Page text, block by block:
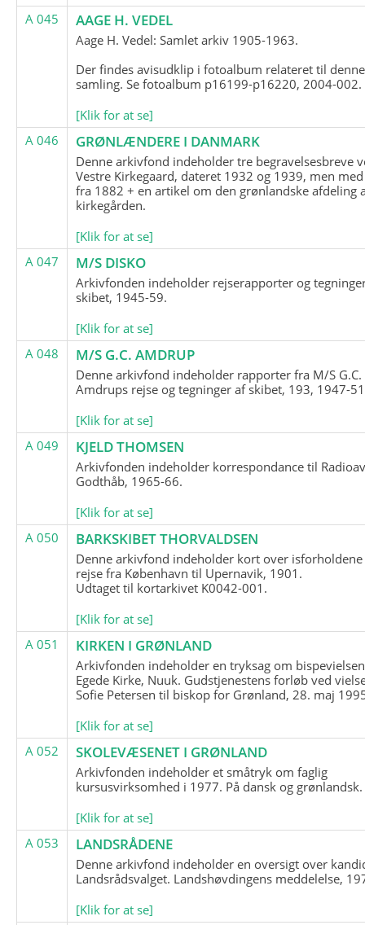
A 045
AAGE H. VEDEL
Aage H. Vedel: Samlet arkiv 1905-1963.
Der findes avisudklip i fotoalbum relateret til denne
samling. Se fotoalbum p16199-p16220, 2004-002.
[Klik for at se]
A 046
GRØNLÆNDERE I DANMARK
Denne arkivfond indeholder tre begravelsesbreve
Vestre Kirkegaard, dateret 1932 og 1939, men
fra 1882 + en artikel om den grønlandske afdeling
kirkegården.
[Klik for at se]
A 047
M/S DISKO
Arkivfonden indeholder rejserapporter og
skibet, 1945-59.
[Klik for at se]
A 048
M/S G.C. AMDRUP
Denne arkivfond indeholder rapporter fra M/S G.C.
Amdrups rejse og tegninger af skibet, 193, 1947-
[Klik for at se]
A 049
KJELD THOMSEN
Arkivfonden indeholder korrespondance til
Godthåb, 1965-66.
[Klik for at se]
A 050
BARKSKIBET THORVALDSEN
Denne arkivfond indeholder kort over
rejse fra København til Upernavik, 1901.
Udtaget til kortarkivet K0042-001.
[Klik for at se]
A 051
KIRKEN I GRØNLAND
Arkivfonden indeholder en tryksag om
Egede Kirke, Nuuk. Gudstjenestens forløb ved
Sofie Petersen til biskop for Grønland, 28. maj
[Klik for at se]
A 052
SKOLEVÆSENET I GRØNLAND
Arkivfonden indeholder et småtryk om faglig
kursusvirksomhed i 1977. På dansk og grønlandsk.
[Klik for at se]
A 053
LANDSRÅDENE
Denne arkivfond indeholder en oversigt over
Landsrådsvalget. Landshøvdingens meddelelse,
[Klik for at se]